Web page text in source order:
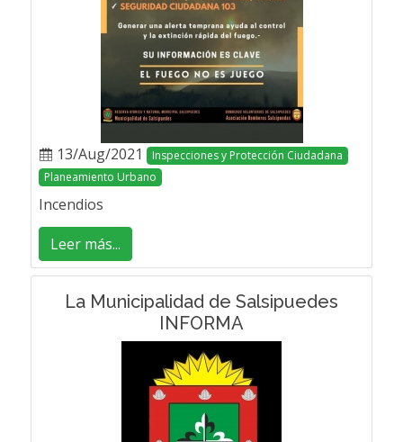
13/Aug/2021
Inspecciones y Protección Ciudadana
Planeamiento Urbano
Incendios
Leer más...
La Municipalidad de Salsipuedes
INFORMA